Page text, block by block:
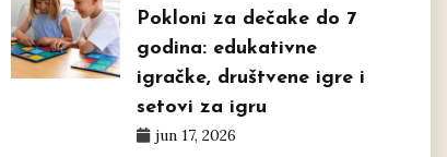
Pokloni za dečake do 7
godina: edukativne
igračke, društvene igre i
setovi za igru
jun 17, 2026